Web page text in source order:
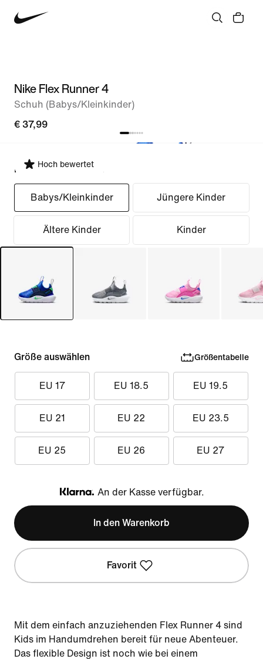
Nike Flex Runner 4
Schuh (Babys/Kleinkinder)
€ 37,99
Hoch bewertet
Passform auswählen
Babys/Kleinkinder Jüngere Kinder
Ältere Kinder Kinder
Größe auswählen Größentabelle
EU 17 EU 18.5 EU 19.5
EU 21 EU 22 EU 23.5
EU 25 EU 26 EU 27
Klarna
An der Kasse verfügbar.
In den Warenkorb
Favorit
Mit dem einfach anzuziehenden Flex Runner 4 sind
Kids im Handumdrehen bereit für neue Abenteuer.
Das flexible Design ist noch wie bei einem